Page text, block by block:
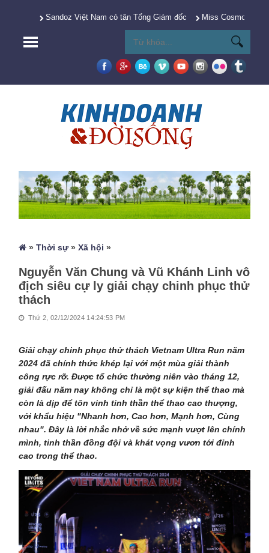
Sandoz Việt Nam có tân Tổng Giám đốc Miss Cosmo 2025
»Thời sự»Xã hội »
Nguyễn Văn Chung và Vũ Khánh Linh vô
địch siêu cự ly giải chạy chinh phục thử
thách
Thứ 2, 02/12/2024 14:24:53 PM
Giải chạy chinh phục thử thách Vietnam Ultra Run năm
2024 đã chính thức khép lại với một mùa giải thành
công rực rỡ. Được tổ chức thường niên vào tháng 12,
giải đấu năm nay không chỉ là một sự kiện thể thao mà
còn là dịp để tôn vinh tinh thần thể thao cao thượng,
với khẩu hiệu "Nhanh hơn, Cao hơn, Mạnh hơn, Cùng
nhau". Đây là lời nhắc nhở về sức mạnh vượt lên chính
mình, tinh thần đồng đội và khát vọng vươn tới đỉnh
cao trong thể thao.